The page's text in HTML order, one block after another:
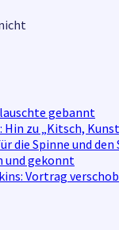
gebannt
Hin zu „Kitsch,
die Spinne und
und gekonnt
Vortrag